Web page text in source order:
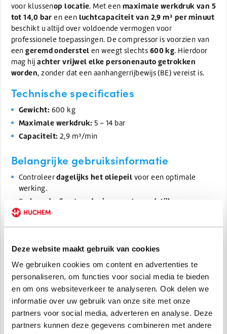
Deze website maakt gebruik van cookies
We gebruiken cookies om content en advertenties te
personaliseren, om functies voor social media te bieden
en om ons websiteverkeer te analyseren. Ook delen we
informatie over uw gebruik van onze site met onze
partners voor social media, adverteren en analyse. Deze
partners kunnen deze gegevens combineren met andere
voor klussenop locatie. Met een maximale werkdruk van 5
tot 14,0 bar en een luchtcapaciteit van 2,9 m³ per minuut
beschikt u altijd over voldoende vermogen voor
professionele toepassingen. De compressor is voorzien van
eengeremd onderstel en weegt slechts 600 kg. Hierdoor
mag hijachter vrijwel elke personenauto getrokken
worden, zonder dat een aanhangerrijbewijs (BE) vereist is.
Technische specificaties
Gewicht: 600 kg
Maximale werkdruk: 5 – 14 bar
Capaciteit: 2,9 m³/min
Belangrijke gebruiksinformatie
Controleerdagelijks het oliepeil voor een optimale
werking.
De huurder/bestuurder is verantwoordelijk
eventuele (verkeers) overtredingen en de bijbehorende
Toepassingen
Mijnbouw- en breekgereedschappen
Blaaswerk
Boren
Grond losmaken (persluchtlansen) heien
Aarde raketten
Verfspuiten/spuiten